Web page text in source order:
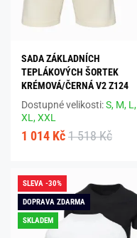
SADA ZÁKLADNÍCH
TEPLÁKOVÝCH ŠORTEK
KRÉMOVÁ/ČERNÁ V2 Z124
Dostupné velikosti:S, M, L,
XL,XXL
1 014 Kč 1 518 Kč
SLEVA -30%
DOPRAVA ZDARMA
SKLADEM